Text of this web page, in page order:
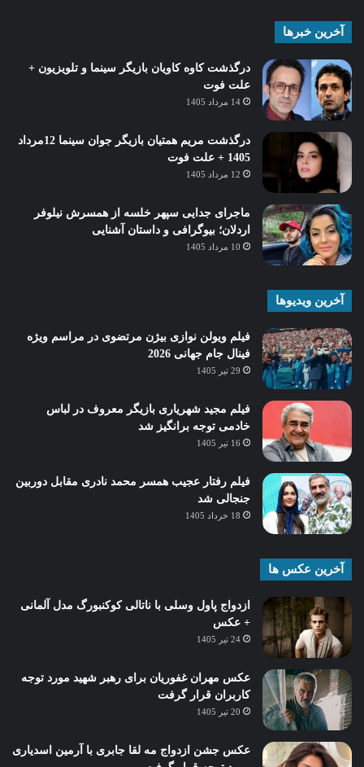
آخرین خبرها
درگذشت کاوه کاویان بازیگر سینما و تلویزیون +
علت فوت
14 مرداد 1405
درگذشت مریم همتیان بازیگر جوان سینما 12مرداد
1405 + علت فوت
12 مرداد 1405
ماجرای جدایی سپهر خلسه از همسرش نیلوفر
اردلان؛ بیوگرافی و داستان آشنایی
10 مرداد 1405
آخرین ویدیوها
فیلم ویولن نوازی بیژن مرتضوی در مراسم ویژه
فینال جام جهانی 2026
29 تیر 1405
فیلم مجید شهریاری بازیگر معروف در لباس
خادمی توجه برانگیز شد
16 تیر 1405
فیلم رفتار عجیب همسر محمد نادری مقابل دوربین
جنجالی شد
18 خرداد 1405
آخرین عکس ها
ازدواج پاول وسلی با ناتالی کوکنبورگ مدل آلمانی
+ عکس
24 تیر 1405
عکس مهران غفوریان برای رهبر شهید مورد توجه
کاربران قرار گرفت
20 تیر 1405
عکس جشن ازدواج مه لقا جابری با آرمین اسدیاری